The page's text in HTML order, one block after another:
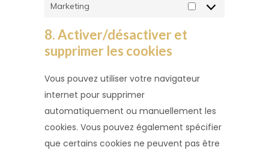
Marketing
Marketing
8. Activer/désactiver et
supprimer les cookies
Vous pouvez utiliser votre navigateur
internet pour supprimer
automatiquement ou manuellement les
cookies. Vous pouvez également spécifier
que certains cookies ne peuvent pas être